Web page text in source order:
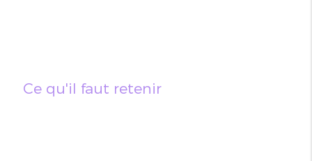
Ce qu'il faut retenir